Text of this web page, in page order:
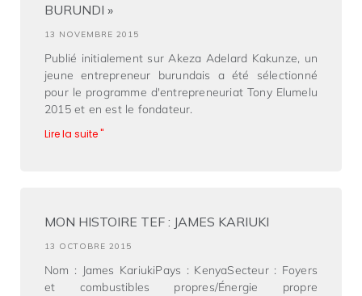
BURUNDI »
13 NOVEMBRE 2015
Publié initialement sur Akeza Adelard Kakunze, un
jeune entrepreneur burundais a été sélectionné
pour le programme d'entrepreneuriat Tony Elumelu
2015 et en est le fondateur.
Lire la suite "
MON HISTOIRE TEF : JAMES KARIUKI
13 OCTOBRE 2015
Nom : James KariukiPays : KenyaSecteur : Foyers
et combustibles propres/Énergie propre